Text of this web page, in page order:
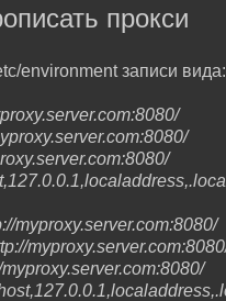
прокси
environment записи вида:
myproxy.server.com:8080/